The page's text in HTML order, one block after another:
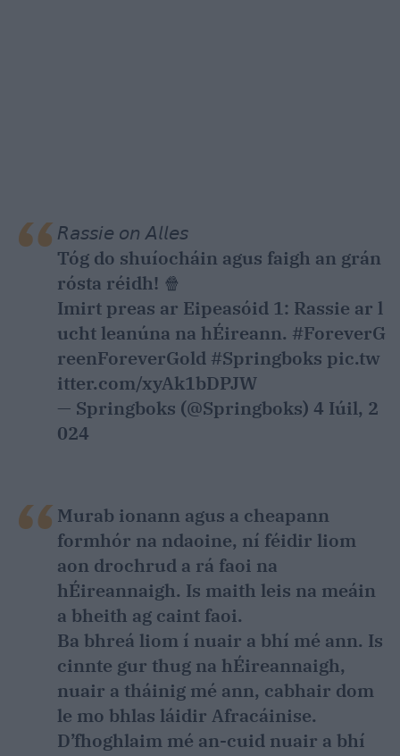
𝘙𝘢𝘴𝘴𝘪𝘦 𝘰𝘯 𝘈𝘭𝘭𝘦𝘴
Tóg do shuíocháin agus faigh an grán
rósta réidh! 🍿
Imirt preas ar Eipeasóid 1: Rassie ar l
ucht leanúna na hÉireann. #ForeverG
reenForeverGold #Springboks pic.tw
itter.com/xyAk1bDPJW
— Springboks (@Springboks) 4 Iúil, 2
024
Murab ionann agus a cheapann
formhór na ndaoine, ní féidir liom
aon drochrud a rá faoi na
hÉireannaigh. Is maith leis na meáin
a bheith ag caint faoi.
Ba bhreá liom í nuair a bhí mé ann. Is
cinnte gur thug na hÉireannaigh,
nuair a tháinig mé ann, cabhair dom
le mo bhlas láidir Afracáinise.
D’fhoghlaim mé an-cuid nuair a bhí